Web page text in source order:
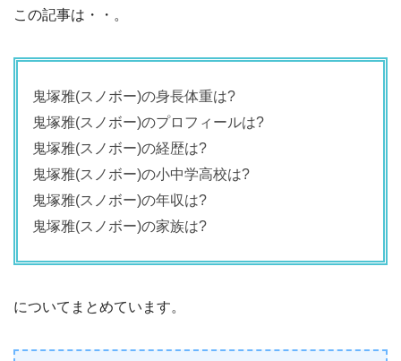
この記事は・・。
鬼塚雅(スノボー)の身長体重は?
鬼塚雅(スノボー)のプロフィールは?
鬼塚雅(スノボー)の経歴は?
鬼塚雅(スノボー)の小中学高校は?
鬼塚雅(スノボー)の年収は?
鬼塚雅(スノボー)の家族は?
についてまとめています。